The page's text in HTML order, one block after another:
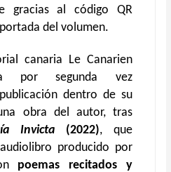
gracias al código QR
del volumen.
canaria Le Canarien
por segunda vez
dentro de su
obra del autor, tras
Invicta (2022), que
producido por
poemas recitados y